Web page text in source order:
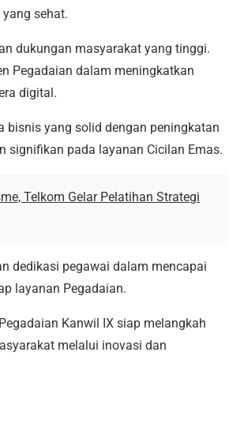
sehat.
dukungan masyarakat yang tinggi.
Pegadaian dalam meningkatkan
digital.
bisnis yang solid dengan peningkatan
signifikan pada layanan Cicilan Emas.
Telkom Gelar Pelatihan Strategi
dedikasi pegawai dalam mencapai
layanan Pegadaian.
Kanwil IX siap melangkah
melalui inovasi dan